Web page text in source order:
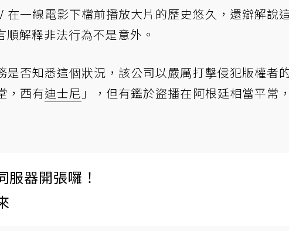
在一線電影下檔前播放大片的歷史悠久，還辯解說
解釋非法行為不是意外。
是否知悉這個狀況，該公司以嚴厲打擊侵犯版權者
，西有迪士尼 」，但有鑑於盜播在阿根廷相當平常
器開張囉！